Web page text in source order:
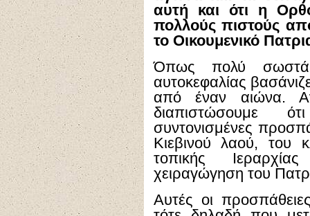
αυτή και ότι η
πολλούς πιστούς
το Οικουμενικό
Όπως πολύ
αυτοκεφαλίας
από έναν αιώνα.
διαπιστώσουμε
συντονισμένες
Κιεβινού λαού, του
τοπικής
χειραγώγηση του
Αυτές οι